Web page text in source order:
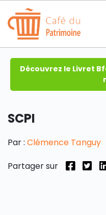
SECTIONS
CATÉGORIES
Découvrez le Livret
SCPI
Par :Clémence Tanguy
Partager sur